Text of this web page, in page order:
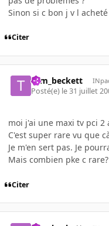
Sinon si c bon j v l
Citer
tom_beckett
Posté(e) le 31 juillet
moi j'ai une maxi tv pci 2
C'est super rare vu que
Je m'en sert pas. Je
Mais combien pke c
Citer